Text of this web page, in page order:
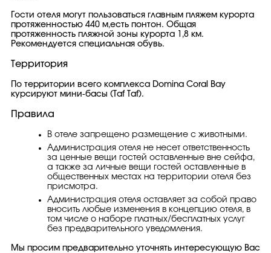
Гости отеля могут пользоваться главным пляжем курорта
протяженностью 440 м,есть понтон. Общая
протяженность пляжной зоны курорта 1,8 км.
Рекомендуется специальная обувь.
Территория
По территории всего комплекса Domina Coral Bay
курсируют мини-басы (Taf Taf).
Правила
В отеле запрещено размещение с животными.
Администрация отеля не несет ответственность
за ценные вещи гостей оставленные вне сейфа,
а также за личные вещи гостей оставленные в
общественных местах на территории отеля без
присмотра.
Администрация отеля оставляет за собой право
вносить любые изменения в концепцию отеля, в
том числе о наборе платных/бесплатных услуг
без предварительного уведомления.
Мы просим предварительно уточнять интересующую Вас